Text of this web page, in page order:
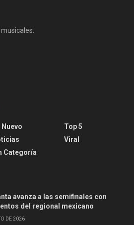
Nuevo
Categoría
Top 5
Viral
avanza a las semifinales con
del regional mexicano
DE 2026